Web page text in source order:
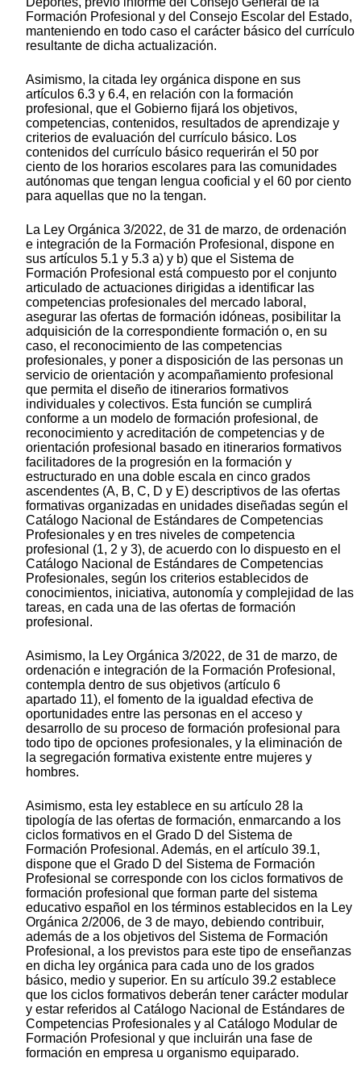
Formación Profesional y del Consejo Escolar del Estado,
manteniendo en todo caso el carácter básico del currículo
resultante de dicha actualización.
Asimismo, la citada ley orgánica dispone en sus
artículos 6.3 y 6.4, en relación con la formación
profesional, que el Gobierno fijará los objetivos,
competencias, contenidos, resultados de aprendizaje y
criterios de evaluación del currículo básico. Los
contenidos del currículo básico requerirán el 50 por
ciento de los horarios escolares para las comunidades
autónomas que tengan lengua cooficial y el 60 por ciento
para aquellas que no la tengan.
La Ley Orgánica 3/2022, de 31 de marzo, de ordenación
e integración de la Formación Profesional, dispone en
sus artículos 5.1 y 5.3 a) y b) que el Sistema de
Formación Profesional está compuesto por el conjunto
articulado de actuaciones dirigidas a identificar las
competencias profesionales del mercado laboral,
asegurar las ofertas de formación idóneas, posibilitar la
adquisición de la correspondiente formación o, en su
caso, el reconocimiento de las competencias
profesionales, y poner a disposición de las personas un
servicio de orientación y acompañamiento profesional
que permita el diseño de itinerarios formativos
individuales y colectivos. Esta función se cumplirá
conforme a un modelo de formación profesional, de
reconocimiento y acreditación de competencias y de
orientación profesional basado en itinerarios formativos
facilitadores de la progresión en la formación y
estructurado en una doble escala en cinco grados
ascendentes (A, B, C, D y E) descriptivos de las ofertas
formativas organizadas en unidades diseñadas según el
Catálogo Nacional de Estándares de Competencias
Profesionales y en tres niveles de competencia
profesional (1, 2 y 3), de acuerdo con lo dispuesto en el
Catálogo Nacional de Estándares de Competencias
Profesionales, según los criterios establecidos de
conocimientos, iniciativa, autonomía y complejidad de las
tareas, en cada una de las ofertas de formación
profesional.
Asimismo, la Ley Orgánica 3/2022, de 31 de marzo, de
ordenación e integración de la Formación Profesional,
contempla dentro de sus objetivos (artículo 6
apartado 11), el fomento de la igualdad efectiva de
oportunidades entre las personas en el acceso y
desarrollo de su proceso de formación profesional para
todo tipo de opciones profesionales, y la eliminación de
la segregación formativa existente entre mujeres y
hombres.
Asimismo, esta ley establece en su artículo 28 la
tipología de las ofertas de formación, enmarcando a los
ciclos formativos en el Grado D del Sistema de
Formación Profesional. Además, en el artículo 39.1,
dispone que el Grado D del Sistema de Formación
Profesional se corresponde con los ciclos formativos de
formación profesional que forman parte del sistema
educativo español en los términos establecidos en la Ley
Orgánica 2/2006, de 3 de mayo, debiendo contribuir,
además de a los objetivos del Sistema de Formación
Profesional, a los previstos para este tipo de enseñanzas
en dicha ley orgánica para cada uno de los grados
básico, medio y superior. En su artículo 39.2 establece
que los ciclos formativos deberán tener carácter modular
y estar referidos al Catálogo Nacional de Estándares de
Competencias Profesionales y al Catálogo Modular de
Formación Profesional y que incluirán una fase de
formación en empresa u organismo equiparado.